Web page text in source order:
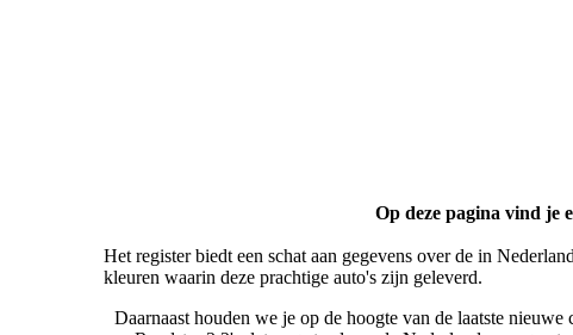
Op deze pagina vind je
Het register biedt een schat aan gegevens over de in
kleuren waarin deze prachtige auto's zijn geleverd.
Daarnaast houden we je op de hoogte van de laatste